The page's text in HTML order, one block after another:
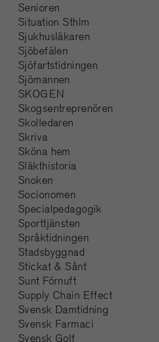
Senioren
Situation Sthlm
Sjukhusläkaren
Sjöbefälen
Sjöfartstidningen
Sjömannen
SKOGEN
Skogsentreprenören
Skolledaren
Skriva
Sköna hem
Släkthistoria
Snoken
Socionomen
Specialpedagogik
Sporttjänsten
Språktidningen
Stadsbyggnad
Stickat & Sånt
Sunt Förnuft
Supply Chain Effect
Svensk Damtidning
Svensk Farmaci
Svensk Golf